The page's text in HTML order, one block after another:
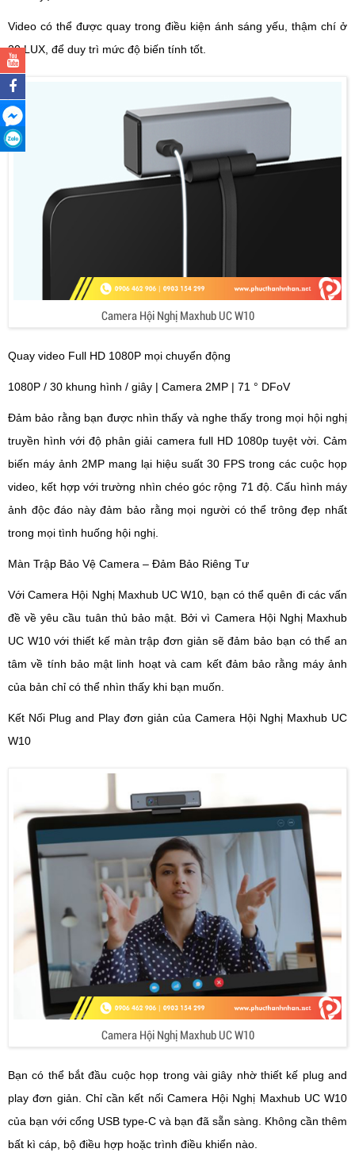
Video có thể được quay trong điều kiện ánh sáng yếu, thậm chí ở
20 LUX, để duy trì mức độ biến tính tốt.
Camera Hội Nghị Maxhub UC W10
Quay video Full HD 1080P mọi chuyển động
1080P / 30 khung hình / giây | Camera 2MP | 71 ° DFoV
Đảm bảo rằng bạn được nhìn thấy và nghe thấy trong mọi hội nghị
truyền hình với độ phân giải camera full HD 1080p tuyệt vời. Cảm
biến máy ảnh 2MP mang lại hiệu suất 30 FPS trong các cuộc họp
video, kết hợp với trường nhìn chéo góc rộng 71 độ. Cấu hình máy
ảnh độc đáo này đảm bảo rằng mọi người có thể trông đẹp nhất
trong mọi tình huống hội nghị.
Màn Trập Bảo Vệ Camera – Đảm Bảo Riêng Tư
Với Camera Hội Nghị Maxhub UC W10, bạn có thể quên đi các vấn
đề về yêu cầu tuân thủ bảo mật. Bởi vì Camera Hội Nghị Maxhub
UC W10 với thiết kế màn trập đơn giản sẽ đảm bảo bạn có thể an
tâm về tính bảo mật linh hoạt và cam kết đảm bảo rằng máy ảnh
của bản chỉ có thể nhìn thấy khi bạn muốn.
Kết Nối Plug and Play đơn giản của Camera Hội Nghị Maxhub UC
W10
Camera Hội Nghị Maxhub UC W10
Bạn có thể bắt đầu cuộc họp trong vài giây nhờ thiết kế plug and
play đơn giản. Chỉ cần kết nối Camera Hội Nghị Maxhub UC W10
của bạn với cổng USB type-C và bạn đã sẵn sàng. Không cần thêm
bất kì cáp, bộ điều hợp hoặc trình điều khiển nào.